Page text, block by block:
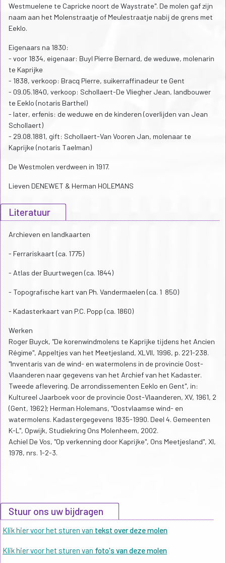
Westmuelene te Capricke noort de Waystrate". De molen gaf zijn
naam aan het Molenstraatje of Meulestraatje nabij de grens met
Eeklo.
Eigenaars na 1830:
- voor 1834, eigenaar: Buyl Pierre Bernard, de weduwe, molenarin
te Kaprijke
- 1838, verkoop: Bracq Pierre, suikerraffinadeur te Gent
- 09.05.1840, verkoop: Schollaert-De Vliegher Jean, landbouwer
te Eeklo (notaris Barthel)
- later, erfenis: de weduwe en de kinderen (overlijden van Jean
Schollaert)
- 29.08.1881, gift: Schollaert-Van Vooren Jan, molenaar te
Kaprijke (notaris Taelman)
De Westmolen verdween in 1917.
Lieven DENEWET & Herman HOLEMANS
Literatuur
Archieven en landkaarten
- Ferrariskaart (ca. 1775)
- Atlas der Buurtwegen (ca. 1844)
- Topografische kart van Ph. Vandermaelen (ca. 1 850)
- Kadasterkaart van P.C. Popp (ca. 1860)
Werken
Roger Buyck, "De korenwindmolens te Kaprijke tijdens het Ancien
Régime", Appeltjes van het Meetjesland, XLVII, 1996, p. 221-238.
"Inventaris van de wind- en watermolens in de provincie Oost-
Vlaanderen naar gegevens van het Archief van het Kadaster.
Tweede aflevering. De arrondissementen Eeklo en Gent", in:
Kultureel Jaarboek voor de provincie Oost-Vlaanderen, XV, 1961, 2
(Gent, 1962); Herman Holemans, "Oostvlaamse wind- en
watermolens. Kadastergegevens 1835-1990. Deel 4. Gemeenten
K-L", Opwijk, Studiekring Ons Molenheem, 2002.
Achiel De Vos, "Op verkenning door Kaprijke", Ons Meetjesland", XI,
1978, nrs. 1-2-3.
Stuur ons uw bijdragen
Klik hier voor het sturen van tekst over deze molen
Klik hier voor het sturen van foto's van deze molen